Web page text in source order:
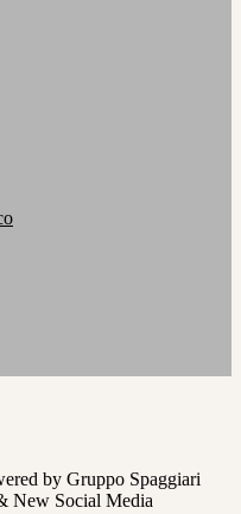
by Gruppo Spaggiari
New Social Media